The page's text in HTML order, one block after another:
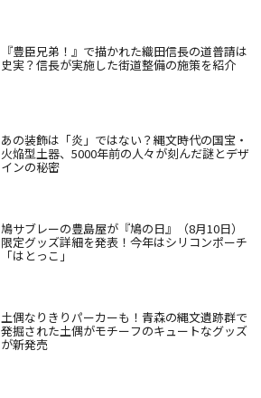
『豊臣兄弟！』で描かれた織田信長の道普請は
史実？信長が実施した街道整備の施策を紹介
あの装飾は「炎」ではない？縄文時代の国宝・
火焔型土器、5000年前の人々が刻んだ謎とデザ
インの秘密
鳩サブレーの豊島屋が『鳩の日』（8月10日）
限定グッズ詳細を発表！今年はシリコンポーチ
「はとっこ」
土偶なりきりパーカーも！青森の縄文遺跡群で
発掘された土偶がモチーフのキュートなグッズ
が新発売